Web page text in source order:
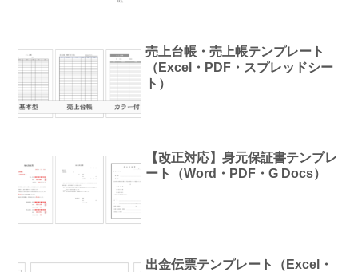
売上台帳・売上帳テンプレート
（Excel・PDF・スプレッドシー
ト）
【改正対応】身元保証書テンプレ
ート（Word・PDF・G Docs）
出金伝票テンプレート（Excel・